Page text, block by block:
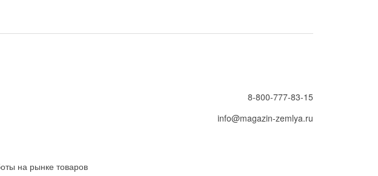
8-800-777-83-15
info@magazin-zemlya.ru
на рынке товаров